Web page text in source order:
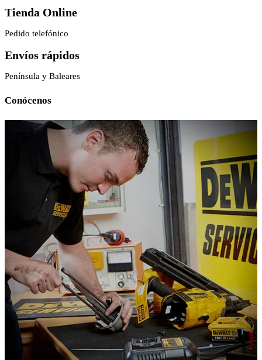
Tienda Online
Pedido telefónico
Envíos rápidos
Península y Baleares
Conócenos